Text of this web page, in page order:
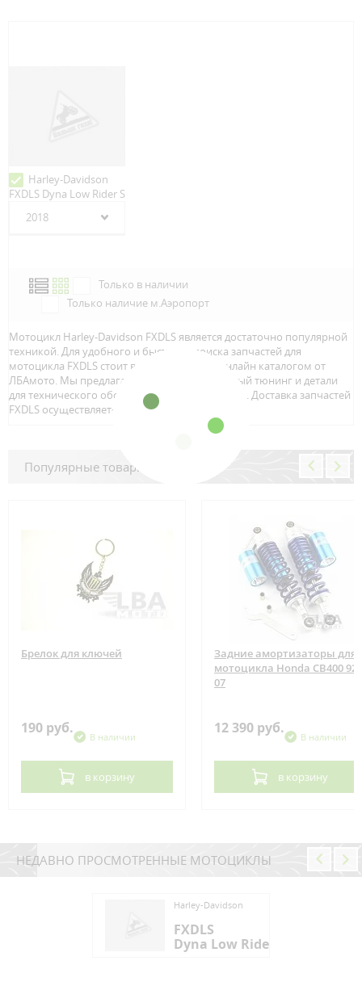
Harley-Davidson
FXDLS Dyna Low Rider S
2018
Только в наличии
Только наличие м.Аэропорт
Мотоцикл Harley-Davidson FXDLS является достаточно популярной
техникой. Для удобного и быстрого поиска запчастей для
мотоцикла FXDLS стоит воспользоваться онлайн каталогом от
ЛБАмото. Мы предлагаем только качественный тюнинг и детали
для технического обслуживание вашего байка. Доставка запчастей
FXDLS осуществляется по всей Росcии.
Популярные товары
Брелок для ключей
190 руб.
В наличии
в корзину
Задние амортизаторы для
мотоцикла Honda CB400 92-
07
12 390 руб.
В наличии
в корзину
НЕДАВНО ПРОСМОТРЕННЫЕ МОТОЦИКЛЫ
Harley-Davidson
FXDLS
Dyna Low Rider S